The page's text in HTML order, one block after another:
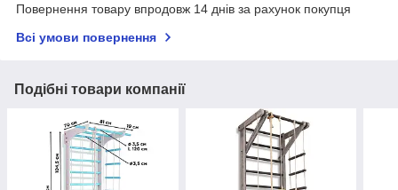
Повернення товару впродовж 14 днів за рахунок покупця
Всі умови повернення
Подібні товари компанії